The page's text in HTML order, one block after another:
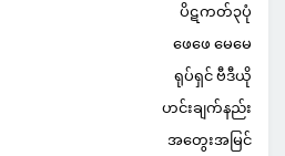
ပိဋကတ်၃ပုံ
ဖေဖေ မေမေ
ရုပ်ရှင် ဗီဒီယို
ဟင်းချက်နည်း
အတွေးအမြင်